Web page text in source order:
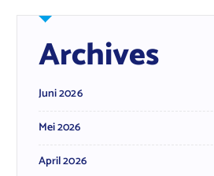
Archives
Juni 2026
Mei 2026
April 2026